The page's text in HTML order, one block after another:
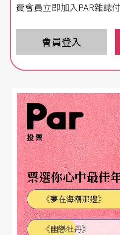
設式的演員獨白，一是源
得．潘的等待，前者以獨
假托一個Tango Café裡形
寫實的表演，膠著在沒有
問題是，就結構而言，開
白，或許建立了觀眾對於
是這些對於演員的認知，
延伸於主要情節的各個角
白，表演歸表演，拼貼或
如；更何況，劇終前再一
費會員立即加入PAR雜誌
會員登入
投票
票選你心中最佳
《夢在海潮那邊》
《幽戀牡丹》